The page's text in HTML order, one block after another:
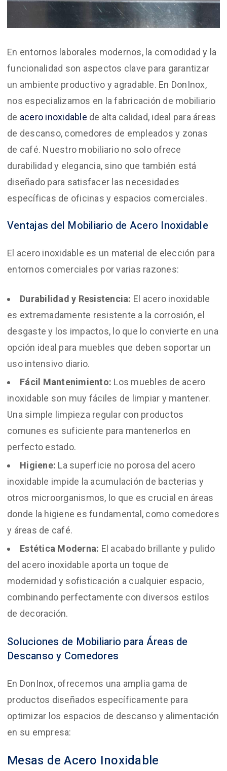
En entornos laborales modernos, la comodidad y la
funcionalidad son aspectos clave para garantizar
un ambiente productivo y agradable. En DonInox,
nos especializamos en la fabricación de mobiliario
de acero inoxidable de alta calidad, ideal para áreas
de descanso, comedores de empleados y zonas
de café. Nuestro mobiliario no solo ofrece
durabilidad y elegancia, sino que también está
diseñado para satisfacer las necesidades
específicas de oficinas y espacios comerciales.
Ventajas del Mobiliario de Acero Inoxidable
El acero inoxidable es un material de elección para
entornos comerciales por varias razones:
Durabilidad y Resistencia: El acero inoxidable
es extremadamente resistente a la corrosión, el
desgaste y los impactos, lo que lo convierte en una
opción ideal para muebles que deben soportar un
uso intensivo diario.
Fácil Mantenimiento: Los muebles de acero
inoxidable son muy fáciles de limpiar y mantener.
Una simple limpieza regular con productos
comunes es suficiente para mantenerlos en
perfecto estado.
Higiene: La superficie no porosa del acero
inoxidable impide la acumulación de bacterias y
otros microorganismos, lo que es crucial en áreas
donde la higiene es fundamental, como comedores
y áreas de café.
Estética Moderna: El acabado brillante y pulido
del acero inoxidable aporta un toque de
modernidad y sofisticación a cualquier espacio,
combinando perfectamente con diversos estilos
de decoración.
Soluciones de Mobiliario para Áreas de
Descanso y Comedores
En DonInox, ofrecemos una amplia gama de
productos diseñados específicamente para
optimizar los espacios de descanso y alimentación
en su empresa:
Mesas de Acero Inoxidable